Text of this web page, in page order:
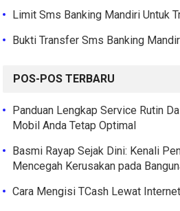
Limit Sms Banking Mandiri Untuk
Bukti Transfer Sms Banking
POS-POS TERBARU
Panduan Lengkap Service Rutin
Mobil Anda Tetap Optimal
Basmi Rayap Sejak Dini: Kenali
Mencegah Kerusakan pada
Cara Mengisi TCash Lewat